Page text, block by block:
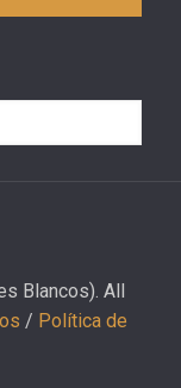
Blancos). All
/ Política de